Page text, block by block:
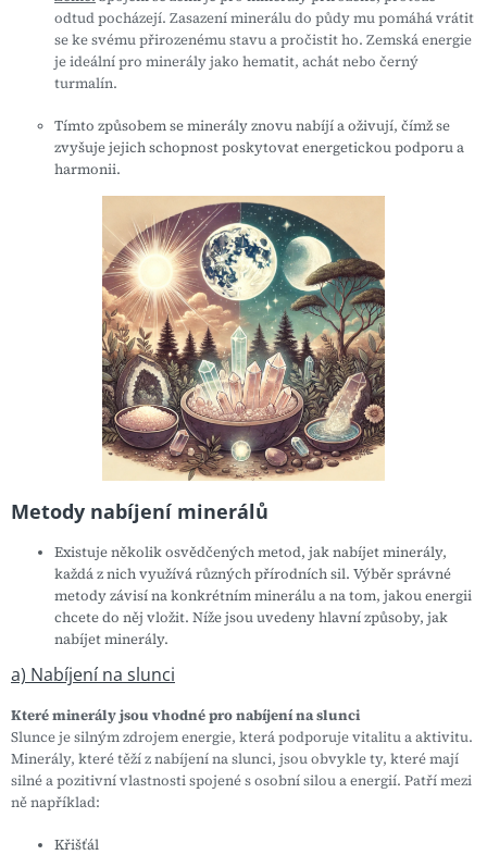
odtud pocházejí. Zasazení minerálu do půdy mu pomáhá vrátit
se ke svému přirozenému stavu a pročistit ho. Zemská energie
je ideální pro minerály jako hematit, achát nebo černý
turmalín.
Tímto způsobem se minerály znovu nabíjí a oživují, čímž se
zvyšuje jejich schopnost poskytovat energetickou podporu a
harmonii.
Metody nabíjení minerálů
Existuje několik osvědčených metod, jak nabíjet minerály,
každá z nich využívá různých přírodních sil. Výběr správné
metody závisí na konkrétním minerálu a na tom, jakou energii
chcete do něj vložit. Níže jsou uvedeny hlavní způsoby, jak
nabíjet minerály.
a) Nabíjení na slunci
Které minerály jsou vhodné pro nabíjení na slunci
Slunce je silným zdrojem energie, která podporuje vitalitu a aktivitu.
Minerály, které těží z nabíjení na slunci, jsou obvykle ty, které mají
silné a pozitivní vlastnosti spojené s osobní silou a energií. Patří mezi
ně například:
Křišťál